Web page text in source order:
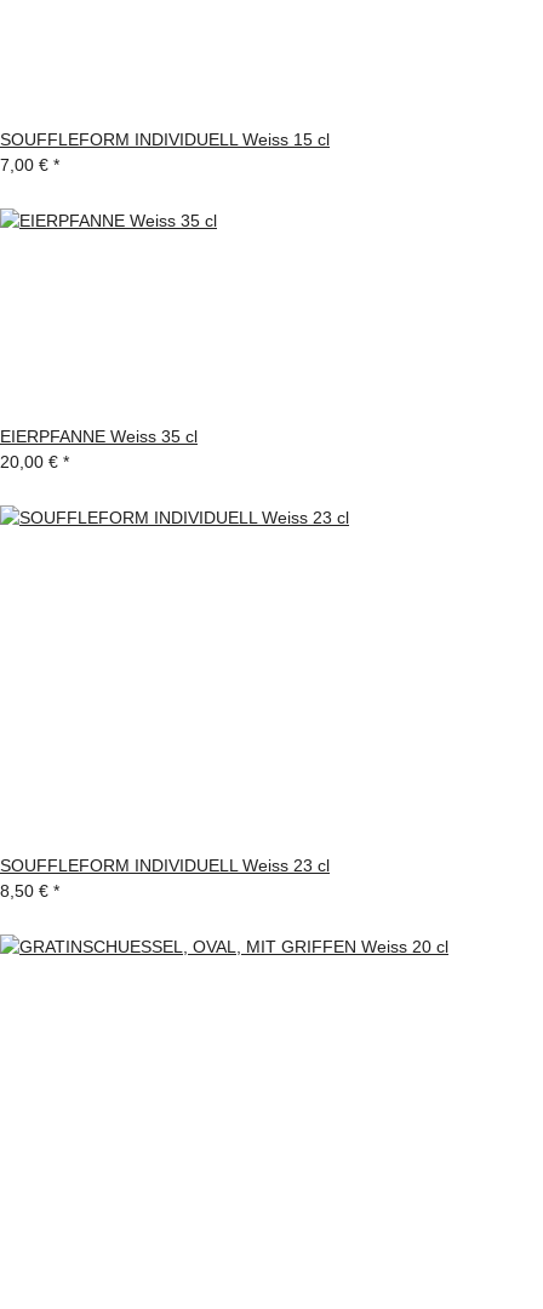
SOUFFLEFORM INDIVIDUELL Weiss 15 cl
7,00 € *
EIERPFANNE Weiss 35 cl
20,00 € *
SOUFFLEFORM INDIVIDUELL Weiss 23 cl
8,50 € *